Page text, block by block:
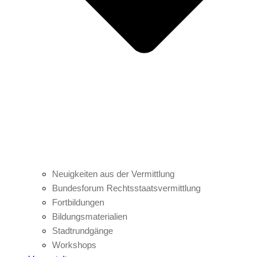
Neuigkeiten aus der Vermittlung
Bundesforum Rechtsstaatsvermittlung
Fortbildungen
Bildungsmaterialien
Stadtrundgänge
Workshops